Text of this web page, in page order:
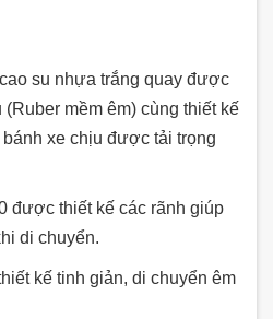
su nhựa trắng quay được
mềm êm) cùng thiết kế
xe chịu được tải trọng
được thiết kế các rãnh giúp
di chuyển.
kế tinh giản, di chuyển êm